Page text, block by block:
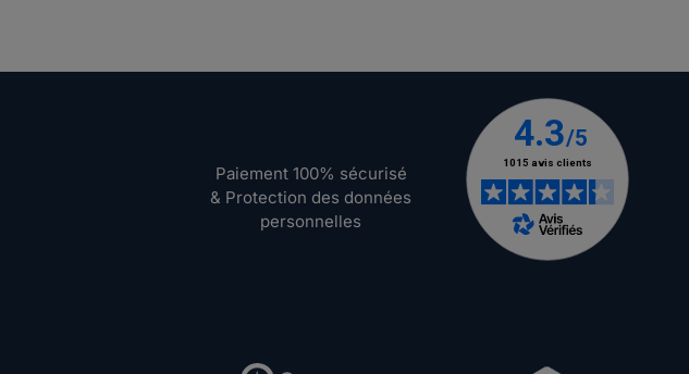
Paiement 100% sécurisé
& Protection des données
personnelles